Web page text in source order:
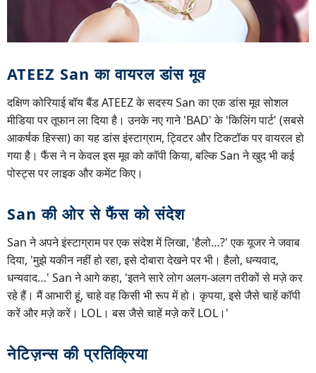
ATEEZ San का वायरल डांस मूव
दक्षिण कोरियाई बॉय बैंड ATEEZ के सदस्य San का एक डांस मूव सोशल
मीडिया पर तूफान ला दिया है। उनके नए गाने 'BAD' के 'किलिंग पार्ट' (सबसे
आकर्षक हिस्सा) का यह डांस इंस्टाग्राम, ट्विटर और टिकटॉक पर वायरल हो
गया है। फैंस ने न केवल इस मूव को कॉपी किया, बल्कि San ने खुद भी कई
पोस्ट्स पर लाइक और कमेंट किए।
San की ओर से फैंस को संदेश
San ने अपने इंस्टाग्राम पर एक संदेश में लिखा, 'हैलो…?' एक यूजर ने जवाब
दिया, 'मुझे यकीन नहीं हो रहा, इसे दोबारा देखने पर भी। हैलो, धन्यवाद,
धन्यवाद…' San ने आगे कहा, 'इतने सारे लोग अलग-अलग तरीकों से मज़े कर
रहे हैं। मैं आभारी हूं, चाहे वह किसी भी रूप में हो। कृपया, इसे जैसे चाहें कॉपी
करें और मज़े करें। LOL। बस जैसे चाहें मज़े करें LOL।'
नेटिज़न्स की प्रतिक्रिया